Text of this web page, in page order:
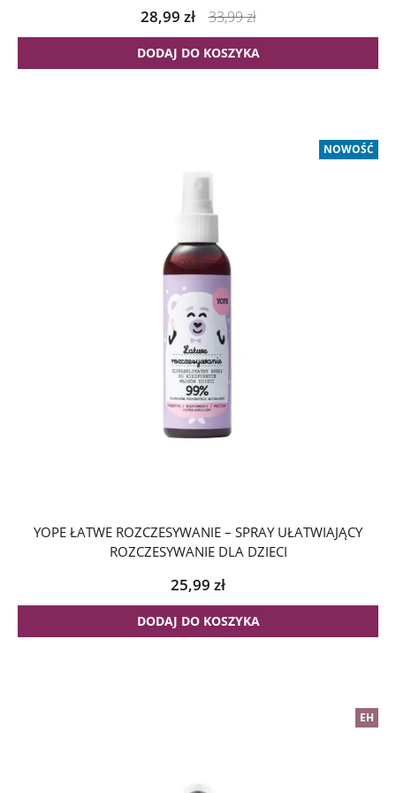
28,99 zł 33,99zł
DODAJ DO KOSZYKA
NOWOŚĆ
YOPE ŁATWE ROZCZESYWANIE – SPRAY UŁATWIAJĄCY
ROZCZESYWANIE DLA DZIECI
25,99 zł
DODAJ DO KOSZYKA
EH